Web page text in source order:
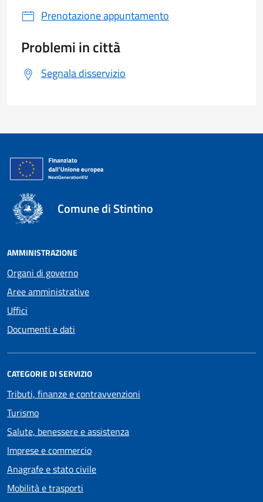
Prenotazione appuntamento
Problemi in città
Segnala disservizio
Comune di Stintino
AMMINISTRAZIONE
Organi di governo
Aree amministrative
Uffici
Documenti e dati
CATEGORIE DI SERVIZIO
Tributi, finanze e contravvenzioni
Turismo
Salute, benessere e assistenza
Imprese e commercio
Anagrafe e stato civile
Mobilità e trasporti